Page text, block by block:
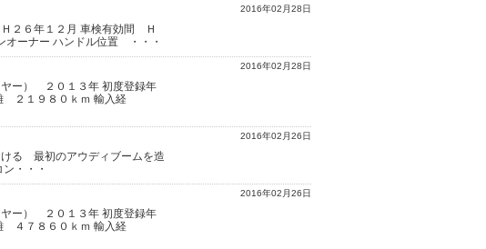
２６年１２月 車検有効間 Ｈ
ーナー ハンドル位置 ・・・
2016年02月28日
ヤー） ２０１３年 初度登録年
２１９８０ｋｍ 輸入経
2016年02月28日
る 最初のアウディブームを造
・・・
2016年02月26日
ヤー） ２０１３年 初度登録年
４７８６０ｋｍ 輸入経
2016年02月26日